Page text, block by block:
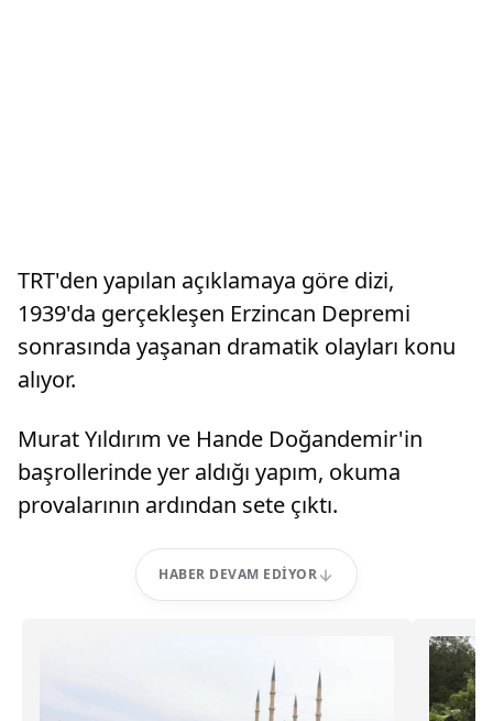
TRT'den yapılan açıklamaya göre dizi,
1939'da gerçekleşen Erzincan Depremi
sonrasında yaşanan dramatik olayları konu
alıyor.
Murat Yıldırım ve Hande Doğandemir'in
başrollerinde yer aldığı yapım, okuma
provalarının ardından sete çıktı.
HABER DEVAM EDIYOR